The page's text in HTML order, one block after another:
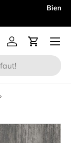
Se connecter
Panier
Menu